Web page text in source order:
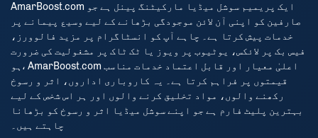
AmarBoost.com ایک پریمیم سوشل میڈیا مارکیٹنگ پینل ہے جو
صارفین کو اپنی آن لائن موجودگی بڑھانے کے لیے وسیع پیمانے پر
خدمات پیش کرتا ہے۔ چاہے آپ کو انسٹاگرام پر مزید فالوورز،
فیس بک پر لائکس، یوٹیوب پر ویوز یا ٹک ٹاک پر مشغولیت کی ضرورت
ہو، AmarBoost.com اعلیٰ معیار اور قابل اعتماد خدمات مناسب
قیمتوں پر فراہم کرتا ہے۔ یہ کاروباری اداروں، اثر و رسوخ
رکھنے والوں، مواد تخلیق کرنے والوں اور ہر اس شخص کے لیے
بہترین پلیٹ فارم ہے جو اپنے سوشل میڈیا اثر و رسوخ کو بڑھانا
چاہتے ہیں۔